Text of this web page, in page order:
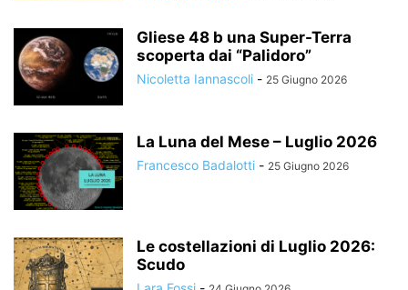
Gliese 48 b una Super-Terra
scoperta dai “Palidoro”
Nicoletta Iannascoli - 25 Giugno 2026
La Luna del Mese – Luglio 2026
Francesco Badalotti - 25 Giugno 2026
Le costellazioni di Luglio 2026:
Scudo